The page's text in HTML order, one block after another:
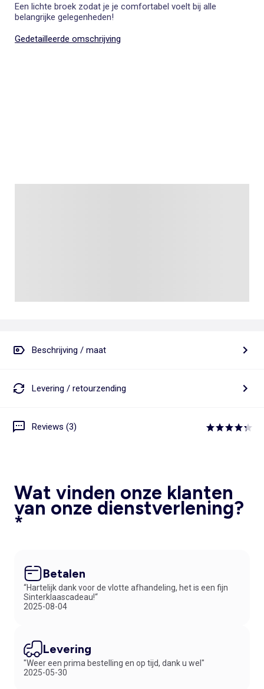
Een lichte broek zodat je je comfortabel voelt bij alle
belangrijke gelegenheden!
Gedetailleerde omschrijving
Beschrijving / maat
Levering / retourzending
Reviews (3)
Wat vinden onze klanten
van onze dienstverlening?
*
Betalen
“Hartelijk dank voor de vlotte afhandeling, het is een fijn
Sinterklaascadeau!“
2025-08-04
Levering
"Weer een prima bestelling en op tijd, dank u wel"
2025-05-30